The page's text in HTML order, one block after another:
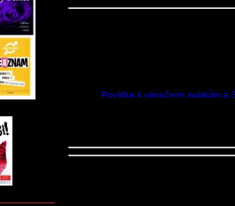
Povídka k vánočním svátkům a